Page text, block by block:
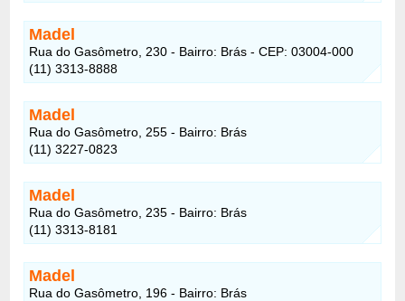
Madel
Rua do Gasômetro, 230 - Bairro: Brás - CEP: 03004-000
(11) 3313-8888
Madel
Rua do Gasômetro, 255 - Bairro: Brás
(11) 3227-0823
Madel
Rua do Gasômetro, 235 - Bairro: Brás
(11) 3313-8181
Madel
Rua do Gasômetro, 196 - Bairro: Brás